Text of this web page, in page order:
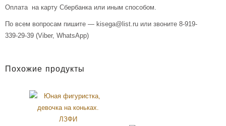
Оплата на карту Сбербанка или иным способом.
По всем вопросам пишите — kisega@list.ru или звоните 8-919-
339-29-39 (Viber, WhatsApp)
Похожие продукты